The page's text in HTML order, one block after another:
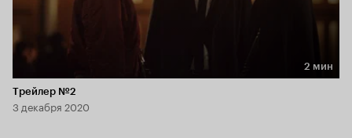
Длительность 2 мин
2 мин
Трейлер №2
3 декабря 2020